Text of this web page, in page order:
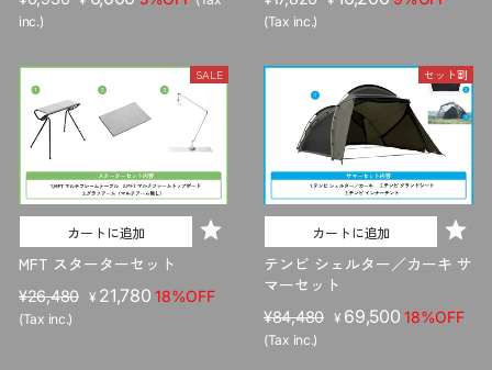
売
格
価
inc.)
売
格
価
(Tax inc.)
SALE
カートに追加
MFT スターターセット
販
売
¥26,480 セ
¥ 21,78018%OFF
(Tax inc.)
セット割
カートに追加
テンビ シェルター／カーキ サ
マーセット
販
売
¥84,480 セ
¥ 69,50018%OFF
(Tax inc.)